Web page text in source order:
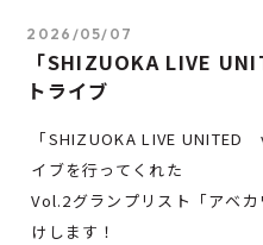
2026/05/07
「SHIZUOKA LIVE
トライブ
「SHIZUOKA LIVE
イブを行ってくれた
Vol.2グランプリスト「アベ
けします！